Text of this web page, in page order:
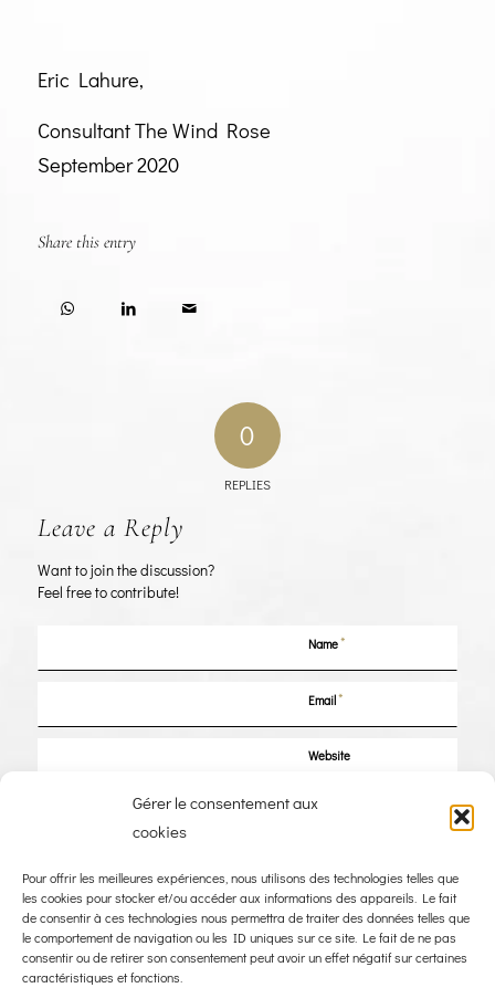
Gérer le consentement aux
cookies
Pour offrir les meilleures expériences, nous utilisons des technologies telles que
les cookies pour stocker et/ou accéder aux informations des appareils. Le fait
de consentir à ces technologies nous permettra de traiter des données telles que
le comportement de navigation ou les ID uniques sur ce site. Le fait de ne pas
consentir ou de retirer son consentement peut avoir un effet négatif sur certaines
caractéristiques et fonctions.
Eric Lahure,
Consultant The Wind Rose
September 2020
Share this entry
0
REPLIES
Leave a Reply
Want to join the discussion?
Feel free to contribute!
Name*
Email*
Website
Save my name, email, and website in this browser for the next time I